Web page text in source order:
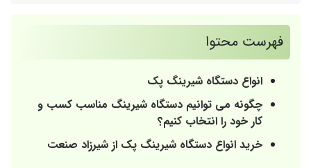
فهرست محتوا
انواع دستگاه شیرینگ پک
چگونه می توانیم دستگاه شیرینگ مناسب کسب و
کار خود را انتخاب کنیم؟
خرید انواع دستگاه شیرینگ پک از شیرزاد صنعت